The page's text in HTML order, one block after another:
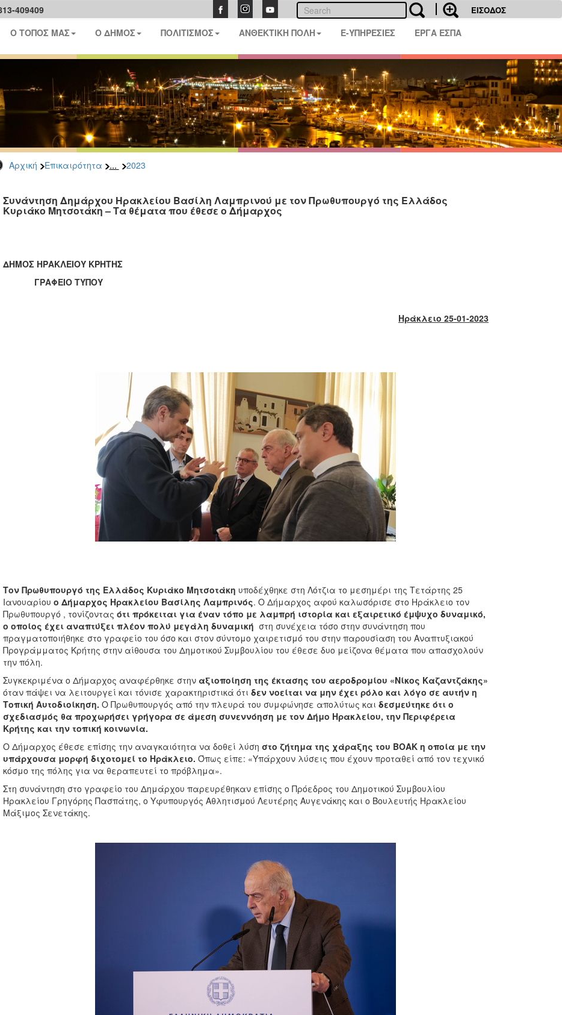
409409 ΕΙΣΟΔΟΣ
Ο ΤΟΠΟΣ ΜΑΣ Ο ΔΗΜΟΣ ΠΟΛΙΤΙΣΜΟΣ ΑΝΘΕΚΤΙΚΗ ΠΟΛΗ E-ΥΠΗΡΕΣΙΕΣ ΕΡΓΑ ΕΣΠΑ
Αρχική Επικαιρότητα ... 2023
Συνάντηση Δημάρχου Ηρακλείου Βασίλη Λαμπρινού με τον Πρωθυπουργό της Ελλάδος
Κυριάκο Μητσοτάκη – Τα θέματα που έθεσε ο Δήμαρχος
ΔΗΜΟΣ ΗΡΑΚΛΕΙΟΥ ΚΡΗΤΗΣ
ΓΡΑΦΕΙΟ ΤΥΠΟΥ
Ηράκλειο 25-01-2023
Τον Πρωθυπουργό της Ελλάδος Κυριάκο Μητσοτάκη υποδέχθηκε στη Λότζια το μεσημέρι της Τετάρτης 25
Ιανουαρίου ο Δήμαρχος Ηρακλείου Βασίλης Λαμπρινός. Ο Δήμαρχος αφού καλωσόρισε στο Ηράκλειο τον
Πρωθυπουργό , τονίζοντας ότι πρόκειται για έναν τόπο με λαμπρή ιστορία και εξαιρετικό έμψυχο δυναμικό,
ο οποίος έχει αναπτύξει πλέον πολύ μεγάλη δυναμική στη συνέχεια τόσο στην συνάντηση που
πραγματοποιήθηκε στο γραφείο του όσο και στον σύντομο χαιρετισμό του στην παρουσίαση του Αναπτυξιακού
Προγράμματος Κρήτης στην αίθουσα του Δημοτικού Συμβουλίου του έθεσε δυο μείζονα θέματα που απασχολούν
την πόλη.
Συγκεκριμένα ο Δήμαρχος αναφέρθηκε στην αξιοποίηση της έκτασης του αεροδρομίου «Νίκος Καζαντζάκης»
όταν πάψει να λειτουργεί και τόνισε χαρακτηριστικά ότι δεν νοείται να μην έχει ρόλο και λόγο σε αυτήν η
Τοπική Αυτοδιοίκηση. Ο Πρωθυπουργός από την πλευρά του συμφώνησε απολύτως και δεσμεύτηκε ότι ο
σχεδιασμός θα προχωρήσει γρήγορα σε άμεση συνεννόηση με τον Δήμο Ηρακλείου, την Περιφέρεια
Κρήτης και την τοπική κοινωνία.
Ο Δήμαρχος έθεσε επίσης την αναγκαιότητα να δοθεί λύση στο ζήτημα της χάραξης του ΒΟΑΚ η οποία με την
υπάρχουσα μορφή διχοτομεί το Ηράκλειο. Όπως είπε: «Υπάρχουν λύσεις που έχουν προταθεί από τον τεχνικό
κόσμο της πόλης για να θεραπευτεί το πρόβλημα».
Στη συνάντηση στο γραφείο του Δημάρχου παρευρέθηκαν επίσης ο Πρόεδρος του Δημοτικού Συμβουλίου
Ηρακλείου Γρηγόρης Πασπάτης, ο Υφυπουργός Αθλητισμού Λευτέρης Αυγενάκης και ο Βουλευτής Ηρακλείου
Μάξιμος Σενετάκης.